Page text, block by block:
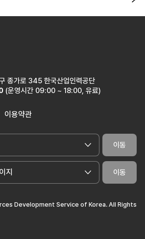
종가로 345 한국산업인력공단
(운영시간 09:00 ~ 18:00, 유료)
이용약관
이동
지 이동
Development Service of Korea. All Rights